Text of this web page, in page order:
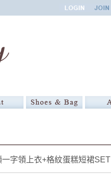
一字領上衣+格紋蛋糕短裙SET